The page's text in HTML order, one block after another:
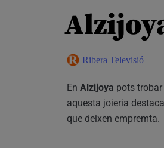
Ribera Televisió
En Alzijoya pots trobar
aquesta joieria
que deixen empremta.